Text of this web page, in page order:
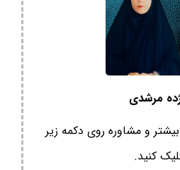
مرشدی
و مشاوره روی دکمه زیر
کنید.